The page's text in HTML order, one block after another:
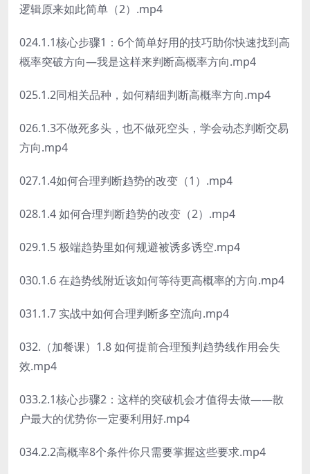
逻辑原来如此简单（2）.mp4
024.1.1核心步骤1：6个简单好用的技巧助你快速找到高
概率突破方向—我是这样来判断高概率方向.mp4
025.1.2同相关品种，如何精细判断高概率方向.mp4
026.1.3不做死多头，也不做死空头，学会动态判断交易
方向.mp4
027.1.4如何合理判断趋势的改变（1）.mp4
028.1.4 如何合理判断趋势的改变（2）.mp4
029.1.5 极端趋势里如何规避被诱多诱空.mp4
030.1.6 在趋势线附近该如何等待更高概率的方向.mp4
031.1.7 实战中如何合理判断多空流向.mp4
032.（加餐课）1.8 如何提前合理预判趋势线作用会失
效.mp4
033.2.1核心步骤2：这样的突破机会才值得去做——散
户最大的优势你一定要利用好.mp4
034.2.2高概率8个条件你只需要掌握这些要求.mp4